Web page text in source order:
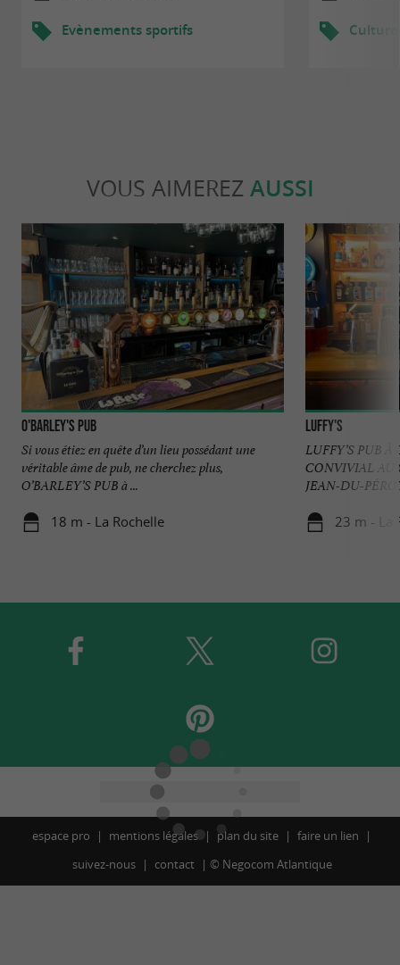
Evènements sportifs Culture
VOUS AIMEREZ AUSSI
O'Barley's Pub
Si vous étiez en quête d’un lieu possédant une
véritable âme de pub, ne cherchez plus,
O’BARLEY’S PUB à ...
18 m - La Rochelle
Luffy's
LUFFY’S PUB
CONVIVIAL AU
JEAN-DU-
23 m - La
espace pro mentions légales plan du site
faire un lien
suivez-nous
contact © Negocom Atlantique